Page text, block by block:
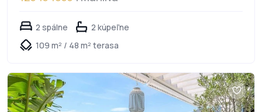
2 spálne
2 kúpeľne
109 m² / 48 m² terasa